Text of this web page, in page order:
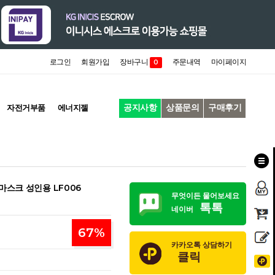
로그인 회원가입 장바구니 0 주문내역 마이페이지
자전거부품 에너지젤 공지사항 상품문의 구매후기
스크 성인용 LF006
67%
무엇이든 물어보세요
네이버
톡톡
카카오톡 상담하기
클릭